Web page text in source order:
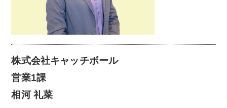
株式会社キャッチボール
営業1課
相河 礼菜